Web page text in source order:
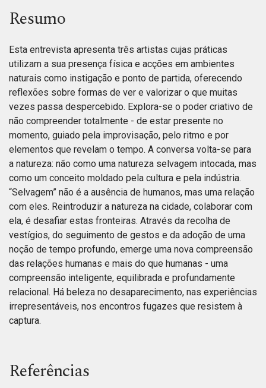
Resumo
Esta entrevista apresenta três artistas cujas práticas
utilizam a sua presença física e acções em ambientes
naturais como instigação e ponto de partida, oferecendo
reflexões sobre formas de ver e valorizar o que muitas
vezes passa despercebido. Explora-se o poder criativo de
não compreender totalmente - de estar presente no
momento, guiado pela improvisação, pelo ritmo e por
elementos que revelam o tempo. A conversa volta-se para
a natureza: não como uma natureza selvagem intocada, mas
como um conceito moldado pela cultura e pela indústria.
“Selvagem” não é a ausência de humanos, mas uma relação
com eles. Reintroduzir a natureza na cidade, colaborar com
ela, é desafiar estas fronteiras. Através da recolha de
vestígios, do seguimento de gestos e da adoção de uma
noção de tempo profundo, emerge uma nova compreensão
das relações humanas e mais do que humanas - uma
compreensão inteligente, equilibrada e profundamente
relacional. Há beleza no desaparecimento, nas experiências
irrepresentáveis, nos encontros fugazes que resistem à
captura.
Referências